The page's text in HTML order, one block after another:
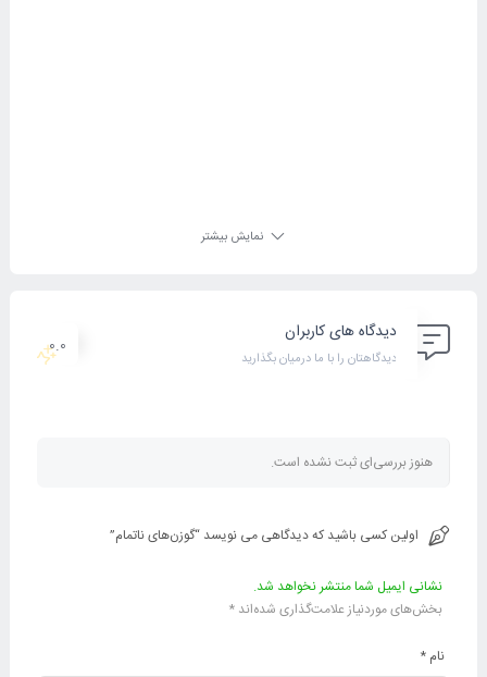
نمایش بیشتر
دیدگاه های کاربران
دیدگاهتان را با ما درمیان بگذارید
0.0
هنوز بررسی‌ای ثبت نشده است.
اولین کسی باشید که دیدگاهی می نویسد “گوزن‌های ناتمام”
نشانی ایمیل شما منتشر نخواهد شد.
بخش‌های موردنیاز علامت‌گذاری شده‌اند *
نام *